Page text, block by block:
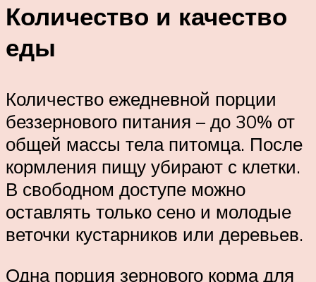
Количество и качество
еды
Количество ежедневной порции
беззернового питания – до 30% от
общей массы тела питомца. После
кормления пищу убирают с клетки.
В свободном доступе можно
оставлять только сено и молодые
веточки кустарников или деревьев.
Одна порция зернового корма для